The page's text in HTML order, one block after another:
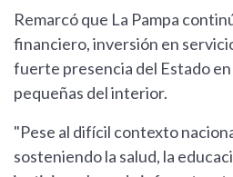
Remarcó que La Pampa
financiero, inversión en
fuerte presencia del Estado en
pequeñas del interior.
"Pese al difícil contexto
sosteniendo la salud, la